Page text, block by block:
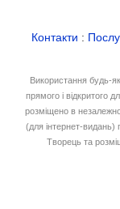
Контакти :
Використання будь-
прямого і відкритого
розміщено в
(для інтернет-видань)
Творець та